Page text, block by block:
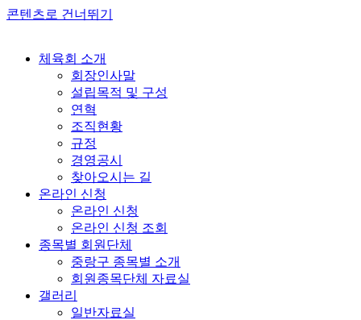
콘텐츠로 건너뛰기
체육회 소개
회장인사말
설립목적 및 구성
연혁
조직현황
규정
경영공시
찾아오시는 길
온라인 신청
온라인 신청
온라인 신청 조회
종목별 회원단체
중랑구 종목별 소개
회원종목단체 자료실
갤러리
일반자료실